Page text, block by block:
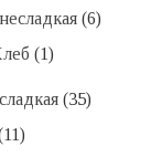
(6)
(1)
(35)